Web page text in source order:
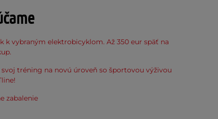
k vybraným elektrobicyklom. Až 350 eur späť na
svoj tréning na novú úroveň so športovou výživou
zabalenie